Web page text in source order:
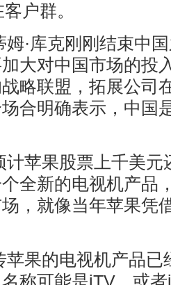
户群。
·库克刚刚结束中
大对中国市场的投
略联盟，拓展公司
合明确表示，中国
计苹果股票上千美元
全新的电视机产品
，就像当年苹果凭
苹果的电视机产品已
称可能是iTV，或